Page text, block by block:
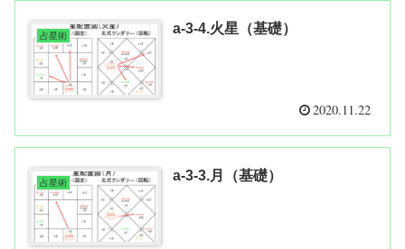
占星術 a-3-4.火星（基礎）
2020.11.22
占星術 a-3-3.月（基礎）